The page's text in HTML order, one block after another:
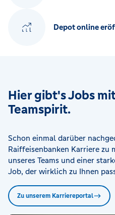
Depot online
Hier gibt's Jobs
Teamspirit.
Schon einmal darüber
Raiffeisenbanken Karriere zu
unseres Teams und einer
Job, der wirklich zu Ihnen
Zu unserem Karriereportal